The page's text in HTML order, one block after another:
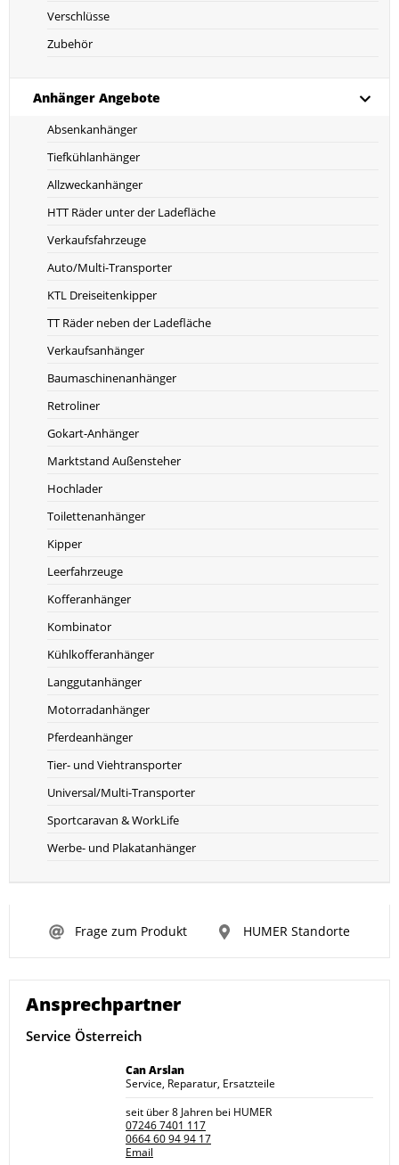
Verschlüsse
Zubehör
Anhänger Angebote
Absenkanhänger
Tiefkühlanhänger
Allzweckanhänger
HTT Räder unter der Ladefläche
Verkaufsfahrzeuge
Auto/Multi-Transporter
KTL Dreiseitenkipper
TT Räder neben der Ladefläche
Verkaufsanhänger
Baumaschinenanhänger
Retroliner
Gokart-Anhänger
Marktstand Außensteher
Hochlader
Toilettenanhänger
Kipper
Leerfahrzeuge
Kofferanhänger
Kombinator
Kühlkofferanhänger
Langgutanhänger
Motorradanhänger
Pferdeanhänger
Tier- und Viehtransporter
Universal/Multi-Transporter
Sportcaravan & WorkLife
Werbe- und Plakatanhänger
Frage zum Produkt HUMER Standorte
Ansprechpartner
Service Österreich
Can Arslan
Service, Reparatur, Ersatzteile
seit über 8 Jahren bei HUMER
07246 7401 117
0664 60 94 94 17
Email